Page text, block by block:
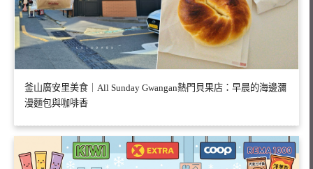
釜山廣安里美食｜All Sunday Gwangan熱門貝果店：早晨的海邊瀰
漫麵包與咖啡香